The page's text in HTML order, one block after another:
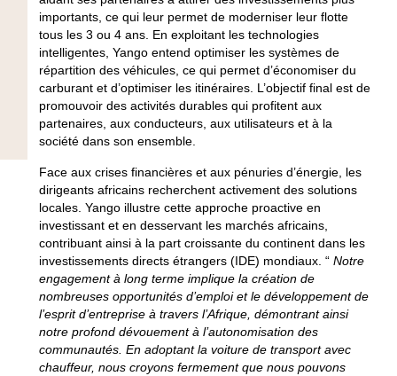
importants, ce qui leur permet de moderniser leur flotte
tous les 3 ou 4 ans. En exploitant les technologies
intelligentes, Yango entend optimiser les systèmes de
répartition des véhicules, ce qui permet d’économiser du
carburant et d’optimiser les itinéraires. L’objectif final est de
promouvoir des activités durables qui profitent aux
partenaires, aux conducteurs, aux utilisateurs et à la
société dans son ensemble.
Face aux crises financières et aux pénuries d’énergie, les
dirigeants africains recherchent activement des solutions
locales. Yango illustre cette approche proactive en
investissant et en desservant les marchés africains,
contribuant ainsi à la part croissante du continent dans les
investissements directs étrangers (IDE) mondiaux. “ Notre
engagement à long terme implique la création de
nombreuses opportunités d’emploi et le développement de
l’esprit d’entreprise à travers l’Afrique, démontrant ainsi
notre profond dévouement à l’autonomisation des
communautés. En adoptant la voiture de transport avec
chauffeur, nous croyons fermement que nous pouvons